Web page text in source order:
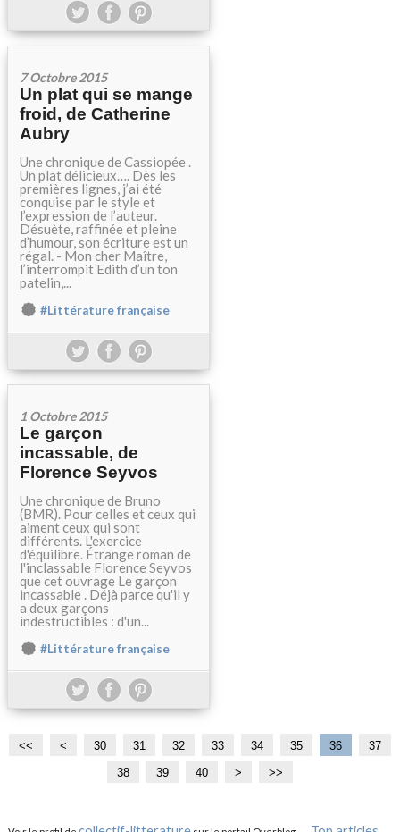
7 Octobre 2015
Un plat qui se mange
froid, de Catherine
Aubry
Une chronique de Cassiopée .
Un plat délicieux…. Dès les
premières lignes, j’ai été
conquise par le style et
l’expression de l’auteur.
Désuète, raffinée et pleine
d’humour, son écriture est un
régal. - Mon cher Maître,
l’interrompit Edith d’un ton
patelin,...
#Littérature française
1 Octobre 2015
Le garçon
incassable, de
Florence Seyvos
Une chronique de Bruno
(BMR). Pour celles et ceux qui
aiment ceux qui sont
différents. L'exercice
d'équilibre. Étrange roman de
l'inclassable Florence Seyvos
que cet ouvrage Le garçon
incassable . Déjà parce qu'il y
a deux garçons
indestructibles : d'un...
#Littérature française
<< <
1
2
30 31 32 33 34 35 36
37
38
39 40
5
> >>